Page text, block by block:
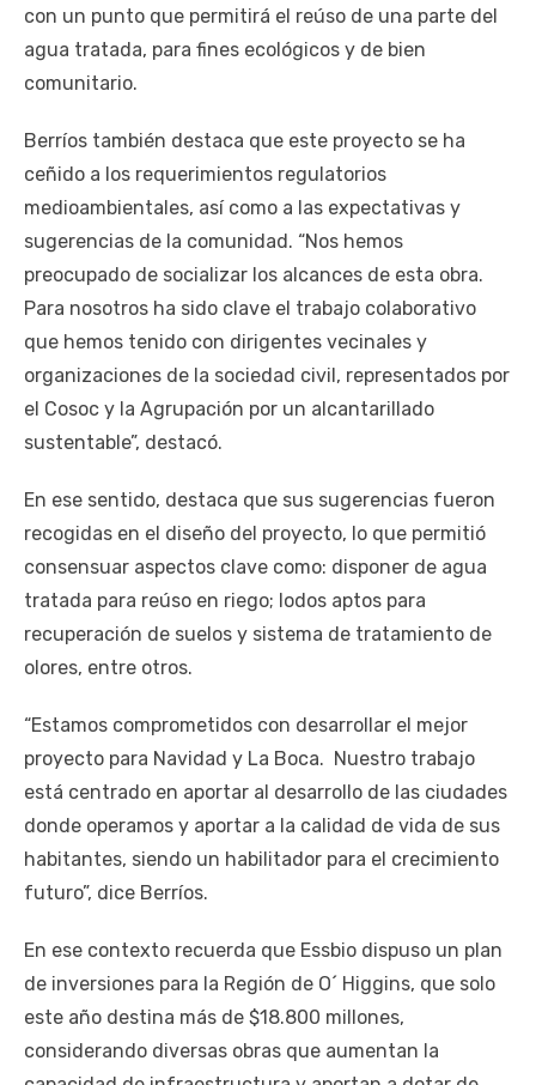
con un punto que permitirá el reúso de una parte del
agua tratada, para fines ecológicos y de bien
comunitario.
Berríos también destaca que este proyecto se ha
ceñido a los requerimientos regulatorios
medioambientales, así como a las expectativas y
sugerencias de la comunidad. “Nos hemos
preocupado de socializar los alcances de esta obra.
Para nosotros ha sido clave el trabajo colaborativo
que hemos tenido con dirigentes vecinales y
organizaciones de la sociedad civil, representados por
el Cosoc y la Agrupación por un alcantarillado
sustentable”, destacó.
En ese sentido, destaca que sus sugerencias fueron
recogidas en el diseño del proyecto, lo que permitió
consensuar aspectos clave como: disponer de agua
tratada para reúso en riego; lodos aptos para
recuperación de suelos y sistema de tratamiento de
olores, entre otros.
“Estamos comprometidos con desarrollar el mejor
proyecto para Navidad y La Boca. Nuestro trabajo
está centrado en aportar al desarrollo de las ciudades
donde operamos y aportar a la calidad de vida de sus
habitantes, siendo un habilitador para el crecimiento
futuro”, dice Berríos.
En ese contexto recuerda que Essbio dispuso un plan
de inversiones para la Región de O´ Higgins, que solo
este año destina más de $18.800 millones,
considerando diversas obras que aumentan la